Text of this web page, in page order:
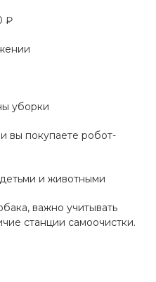
₽
уборки
вы покупаете робот-
и животными
важно учитывать
станции самоочистки.